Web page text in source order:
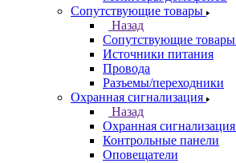
Сопутствующие товары
Назад
Сопутствующие товары
Источники питания
Провода
Разъемы/переходники
Охранная сигнализация
Назад
Охранная сигнализация
Контрольные панели
Оповещатели